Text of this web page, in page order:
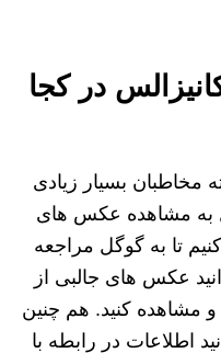
در کجا
مخاطبان بسیار زیادی
به مشاهده عکس های
تا به گوگل مراجعه
عکس های جالبی از
مشاهده کنید. هم چنین
اطلاعات در رابطه با